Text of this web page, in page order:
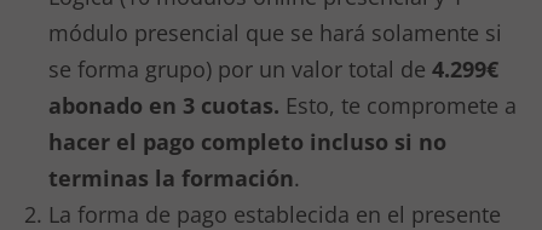
módulo presencial que se hará solamente si
se forma grupo) por un valor total de 4.299€
abonado en 3 cuotas. Esto, te compromete a
hacer el pago completo incluso si no
terminas la formación.
La forma de pago establecida en el presente